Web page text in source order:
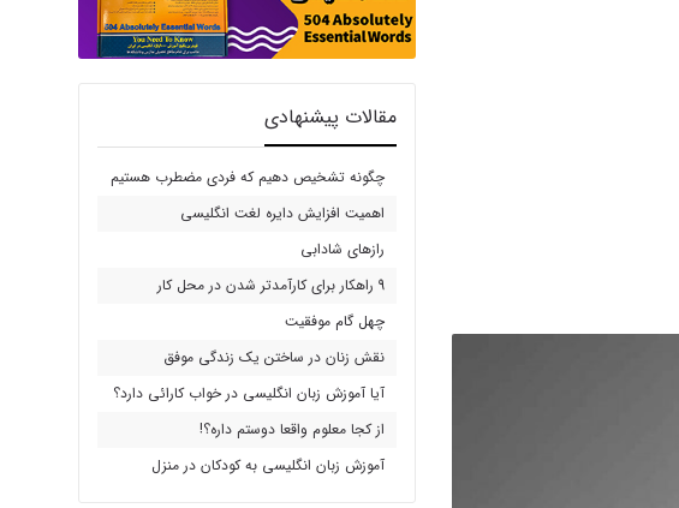
مقالات پیشنهادی
چگونه تشخیص دهیم که فردی مضطرب هستیم
اهمیت افزایش دایره لغت انگلیسی
رازهای شادابی
9 راهکار برای کارآمدتر شدن در محل کار
چهل گام موفقیت
نقش زنان در ساختن یک زندگی موفق
آیا آموزش زبان انگلیسی در خواب کارائی دارد؟
از کجا معلوم واقعا دوستم داره؟!
آموزش زبان انگلیسی به کودکان در منزل